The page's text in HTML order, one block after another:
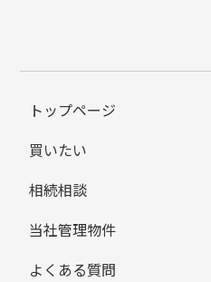
トップページ
買いたい
相続相談
当社管理物件
よくある質問